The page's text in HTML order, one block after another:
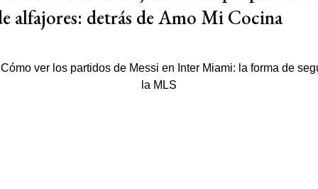
alfajores: detrás de Amo Mi Cocina